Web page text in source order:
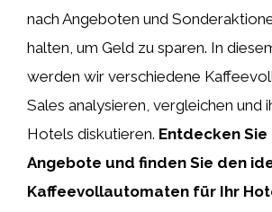
nach Angeboten und
halten, um Geld zu sparen. In
werden wir verschiedene
Sales analysieren, vergleichen und
Hotels diskutieren. Entdecken
Angebote und finden Sie den
Kaffeevollautomaten für Ihr